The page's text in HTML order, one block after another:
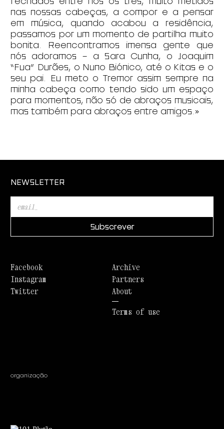
nas nossas cabeças, a compor e a pensar
em música, quando acabou a residência,
passamos por um momento de partilha muito
bonita. Reencontramos imensa gente que
nós adoramos – a Sara Cunha, o Joaquim
“Fua” Durães, o Nuno Biónico, até o Kitas e o
seu pai. Eu meto o Tremor assim sempre na
minha cabeça como tendo sido um espaço
para momentos, não só de abraços musicais,
mas também para abraços entre amigos.»
NEWSLETTER
Facebook
Instagram
Twitter
Archive
Partners
About
Terms of use
organização